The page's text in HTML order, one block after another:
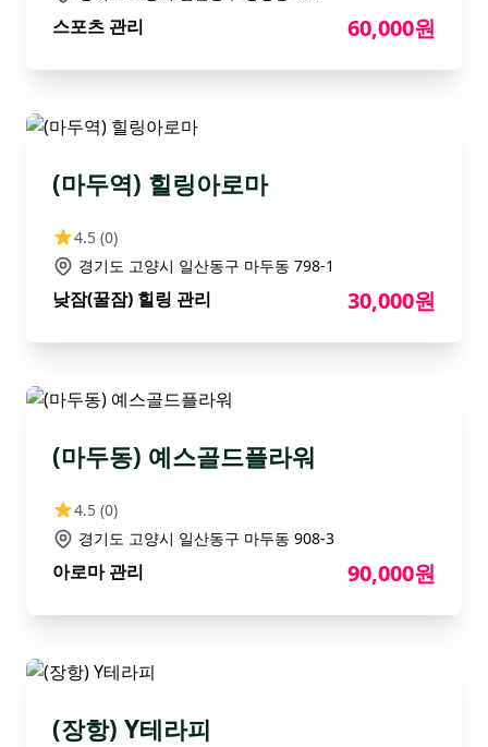
스포츠 관리 60,000원
(마두역) 힐링아로마
4.5 (0)
경기도 고양시 일산동구 마두동 798-1
낮잠(꿀잠) 힐링 관리 30,000원
(마두동) 예스골드플라워
4.5 (0)
경기도 고양시 일산동구 마두동 908-3
아로마 관리 90,000원
(장항) Y테라피